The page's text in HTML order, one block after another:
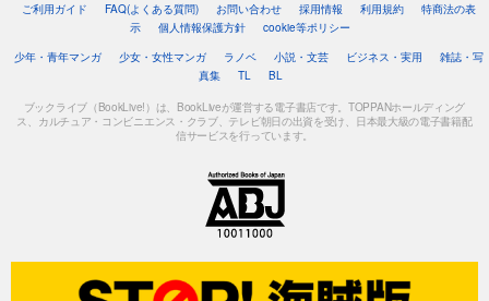
ご利用ガイド FAQ(よくある質問) お問い合わせ 採用情報 利用規約
特商法の表
示
個人情報保護方針
cookie等ポリシー
少年・青年マンガ
少女・女性マンガ ラノベ 小説・文芸 ビジネス・実用
雑誌・写
真集
TL BL
ブックライブ（BookLive!）は、BookLiveが運営する電子書店です。TOPPANホールディング
ス、カルチュア・コンビニエンス・クラブ、テレビ朝日の出資を受け、日本最大級の電子書籍配
信サービスを行っています。